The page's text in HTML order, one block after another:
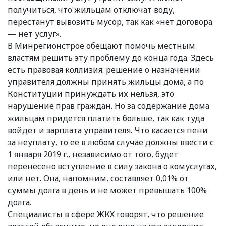
получиться, что жильцам отключат воду,
перестанут вывозить мусор, так как «нет договора
— нет услуг».
В Минрегионстрое обещают помочь местным
властям решить эту проблему до конца года. Здесь
есть правовая коллизия: решение о назначении
управителя должны принять жильцы дома, а по
Конституции принуждать их нельзя, это
нарушение прав граждан. Но за содержание дома
жильцам придется платить больше, так как туда
войдет и зарплата управителя. Что касается пени
за неуплату, то ее в любом случае должны ввести с
1 января 2019 г., независимо от того, будет
перенесено вступление в силу закона о комуслугах,
или нет. Она, напомним, составляет 0,01% от
суммы долга в день и не может превышать 100%
долга.
Специалисты в сфере ЖКХ говорят, что решение